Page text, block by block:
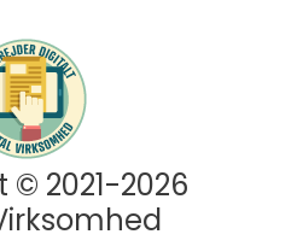
2021-2026